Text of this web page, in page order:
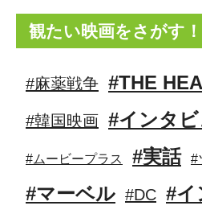
観たい映画をさがす！
#麻薬戦争 #THE
#韓国映画 #インタ
#ムービープラス #実話 #
#マーベル #DC #イ